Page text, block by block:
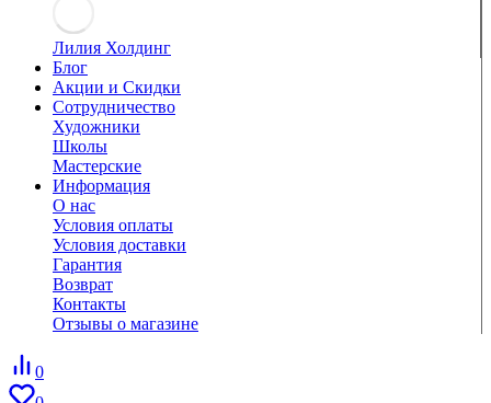
Лилия Холдинг
Блог
Акции и Скидки
Сотрудничество
Художники
Школы
Мастерские
Информация
О нас
Условия оплаты
Условия доставки
Гарантия
Возврат
Контакты
Отзывы о магазине
0